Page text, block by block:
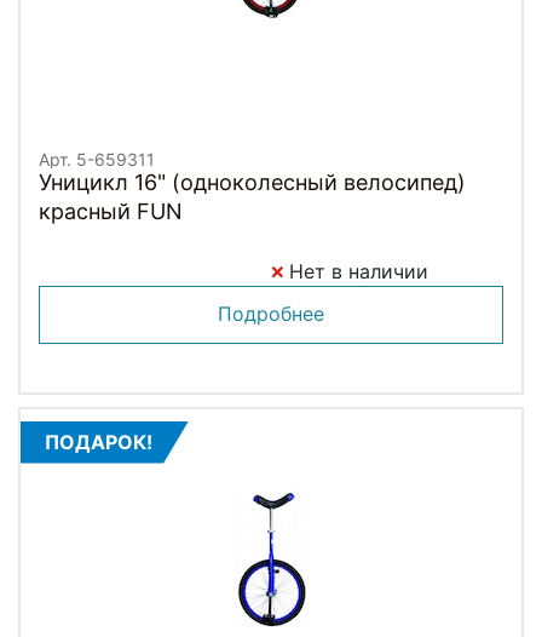
Арт. 5-659311
Уницикл 16" (одноколесный велосипед)
красный FUN
Нет в наличии
Подробнее
ПОДАРОК!